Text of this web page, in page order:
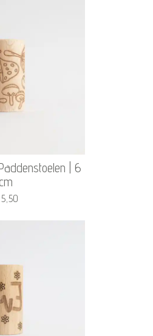
| 6